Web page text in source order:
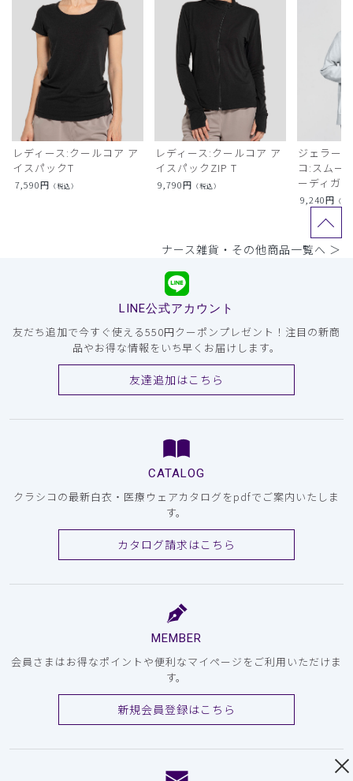
レディース:クールコア ア
イスパックT
7,590円 （税込）
レディース:クールコア ア
イスパックZIP T
9,790円 （税込）
ジェラー
コ:スムー
ーディガン
9,240円 （税
ナース雑貨・その他商品一覧へ ＞
LINE公式アカウント
友だち追加で今すぐ使える550円クーポンプレゼント！注目の新商
品やお得な情報をいち早くお届けします。
友達追加はこちら
CATALOG
クラシコの最新白衣・医療ウェアカタログをpdfでご案内いたしま
す。
カタログ請求はこちら
MEMBER
会員さまはお得なポイントや便利なマイページをご利用いただけま
す。
新規会員登録はこちら